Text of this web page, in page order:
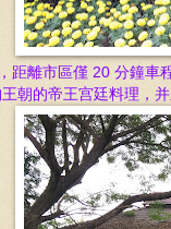
距離市區僅 20 分鐘車
朝的帝王宫廷料理，